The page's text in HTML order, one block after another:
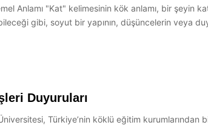
Anlamı "Kat" kelimesinin kök anlamı, bir şeyin
gibi, soyut bir yapının, düşüncelerin veya
Duyuruları
Türkiye’nin köklü eğitim kurumlarından